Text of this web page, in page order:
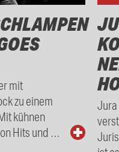
mit
zu einem
kühnen
Hits und …
Jura